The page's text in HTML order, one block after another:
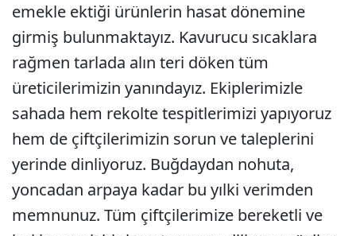
emekle ektiği ürünlerin hasat dönemine
girmiş bulunmaktayız. Kavurucu sıcaklara
rağmen tarlada alın teri döken tüm
üreticilerimizin yanındayız. Ekiplerimizle
sahada hem rekolte tespitlerimizi yapıyoruz
hem de çiftçilerimizin sorun ve taleplerini
yerinde dinliyoruz. Buğdaydan nohuta,
yoncadan arpaya kadar bu yılki verimden
memnunuz. Tüm çiftçilerimize bereketli ve